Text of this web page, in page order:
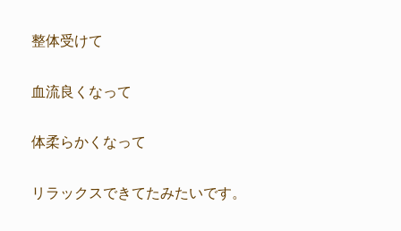
整体受けて
血流良くなって
体柔らかくなって
リラックスできてたみたいです。